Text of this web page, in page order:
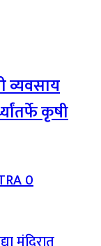
व्यवसाय
कृषी
0